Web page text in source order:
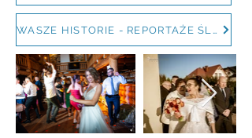
WASZE HISTORIE - REPORTAŻE ŚLUBNE